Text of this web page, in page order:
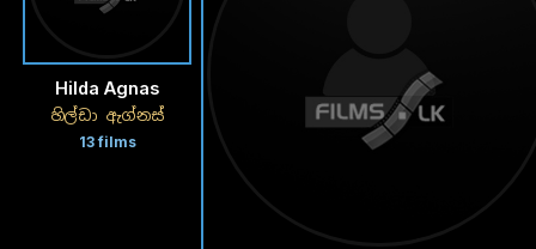
Hilda Agnas
හිල්ඩා ඇග්නස්
13 films